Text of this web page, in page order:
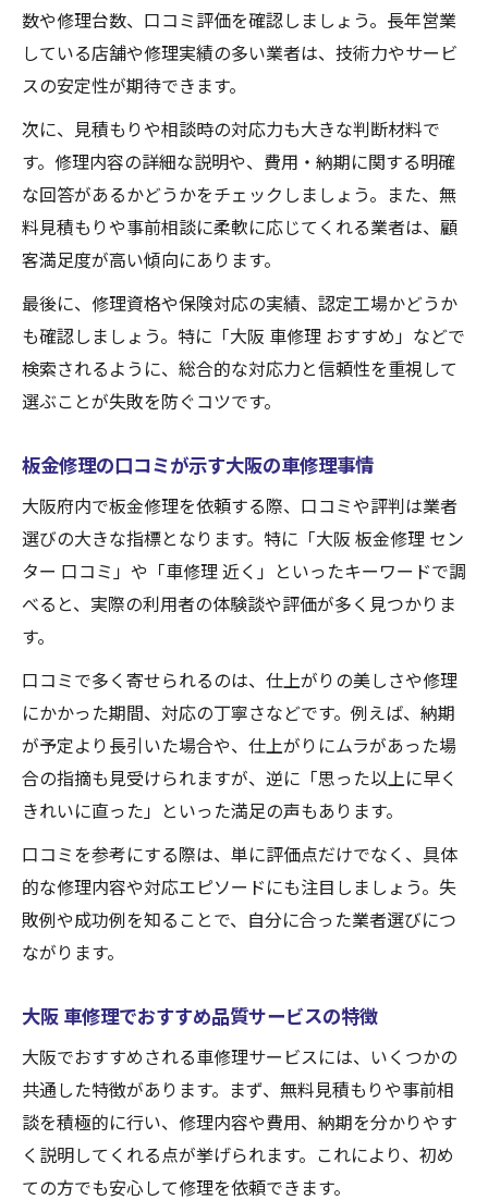
数や修理台数、口コミ評価を確認しましょう。長年営業
している店舗や修理実績の多い業者は、技術力やサービ
スの安定性が期待できます。
次に、見積もりや相談時の対応力も大きな判断材料で
す。修理内容の詳細な説明や、費用・納期に関する明確
な回答があるかどうかをチェックしましょう。また、無
料見積もりや事前相談に柔軟に応じてくれる業者は、顧
客満足度が高い傾向にあります。
最後に、修理資格や保険対応の実績、認定工場かどうか
も確認しましょう。特に「大阪 車修理 おすすめ」などで
検索されるように、総合的な対応力と信頼性を重視して
選ぶことが失敗を防ぐコツです。
板金修理の口コミが示す大阪の車修理事情
大阪府内で板金修理を依頼する際、口コミや評判は業者
選びの大きな指標となります。特に「大阪 板金修理 セン
ター 口コミ」や「車修理 近く」といったキーワードで調
べると、実際の利用者の体験談や評価が多く見つかりま
す。
口コミで多く寄せられるのは、仕上がりの美しさや修理
にかかった期間、対応の丁寧さなどです。例えば、納期
が予定より長引いた場合や、仕上がりにムラがあった場
合の指摘も見受けられますが、逆に「思った以上に早く
きれいに直った」といった満足の声もあります。
口コミを参考にする際は、単に評価点だけでなく、具体
的な修理内容や対応エピソードにも注目しましょう。失
敗例や成功例を知ることで、自分に合った業者選びにつ
ながります。
大阪 車修理でおすすめ品質サービスの特徴
大阪でおすすめされる車修理サービスには、いくつかの
共通した特徴があります。まず、無料見積もりや事前相
談を積極的に行い、修理内容や費用、納期を分かりやす
く説明してくれる点が挙げられます。これにより、初め
ての方でも安心して修理を依頼できます。